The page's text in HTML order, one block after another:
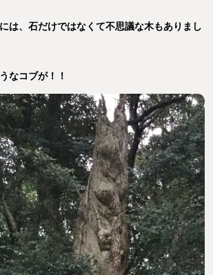
は、石だけではなくて不思議な木もありまし
なコブが！！